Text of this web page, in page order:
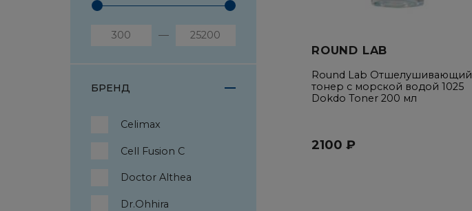
БРЕНД
Celimax
Cell Fusion C
Doctor Althea
Dr.Ohhira
ROUND LAB
Round Lab Отшелушивающий
тонер с морской водой 1025
Dokdo Toner 200 мл
2100 ₽